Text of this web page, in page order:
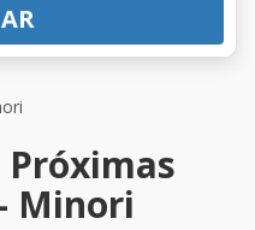
Minori